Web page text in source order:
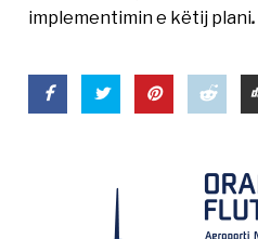
implementimin e këtij plani.